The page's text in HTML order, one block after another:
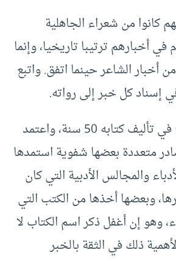
كانوا من شعراء الجاهلية
في أخبارهم ترتيبا تاريخيا، وإنما
أخبار الشاعر حينما اتفق. واتبع
إسناد كل خبر إلى رواته.
وقد أنفق أبو الفرج في تأليف كتابه 50 سنة، واعتمد
متعددة بعضها شفوية استمدها
والمجالس الأدبية التي كان
وبعضها أخذها من الكتب التي
وهو إن أغفل ذكر اسم الكتاب لا
ذلك في الثقة بالخبر